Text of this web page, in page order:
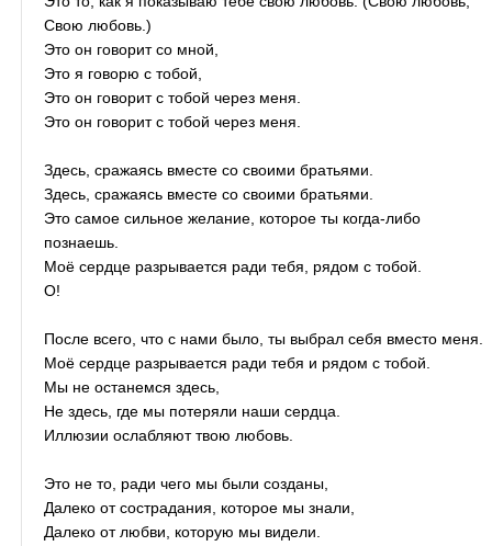
Свою любовь.)
Это он говорит со мной,
Это я говорю с тобой,
Это он говорит с тобой через меня.
Это он говорит с тобой через меня.
Здесь, сражаясь вместе со своими братьями.
Здесь, сражаясь вместе со своими братьями.
Это самое сильное желание, которое ты когда-либо
познаешь.
Моё сердце разрывается ради тебя, рядом с тобой.
О!
После всего, что с нами было, ты выбрал себя вместо меня.
Моё сердце разрывается ради тебя и рядом с тобой.
Мы не останемся здесь,
Не здесь, где мы потеряли наши сердца.
Иллюзии ослабляют твою любовь.
Это не то, ради чего мы были созданы,
Далеко от сострадания, которое мы знали,
Далеко от любви, которую мы видели.